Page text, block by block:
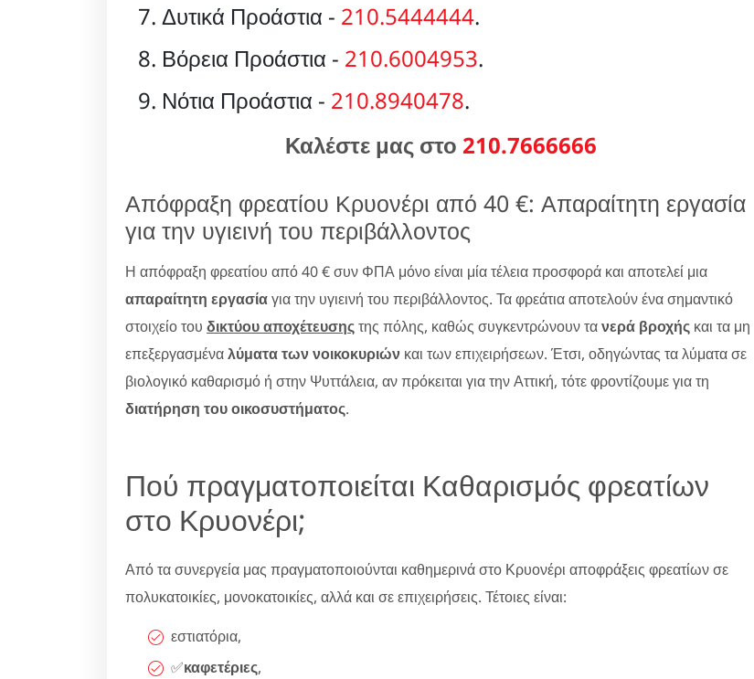
Δυτικά Προάστια - 210.5444444.
Βόρεια Προάστια - 210.6004953.
Νότια Προάστια - 210.8940478.
Καλέστε μας στο 210.7666666
Απόφραξη φρεατίου Κρυονέρι από 40 €: Απαραίτητη εργασία
για την υγιεινή του περιβάλλοντος
Η απόφραξη φρεατίου από 40 € συν ΦΠΑ μόνο είναι μία τέλεια προσφορά και αποτελεί μια
απαραίτητη εργασίαγια την υγιεινή του περιβάλλοντος. Τα φρεάτια αποτελούν ένα σημαντικό
στοιχείο του δικτύου αποχέτευσηςτης πόλης, καθώς συγκεντρώνουν τανερά βροχής και τα μη
επεξεργασμέναλύματα των νοικοκυριών και των επιχειρήσεων. Έτσι, οδηγώντας τα λύματα σε
βιολογικό καθαρισμό ή στην Ψυττάλεια, αν πρόκειται για την Αττική, τότε φροντίζουμε για τη
διατήρηση του οικοσυστήματος.
Πού πραγματοποιείται Καθαρισμός φρεατίων
στο Κρυονέρι;
Από τα συνεργεία μας πραγματοποιούνται καθημερινά στο Κρυονέρι αποφράξεις φρεατίων σε
πολυκατοικίες, μονοκατοικίες, αλλά και σε επιχειρήσεις. Τέτοιες είναι:
εστιατόρια,
✅καφετέριες,